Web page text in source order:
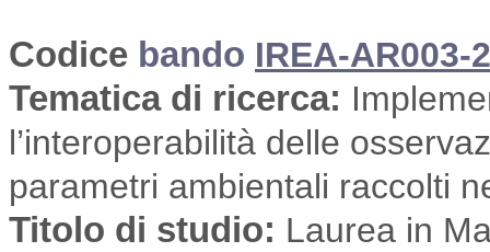
Codice bando IREA-AR003-
Tematica di ricerca:
l’interoperabilità delle
parametri ambientali raccolti
Titolo di studio: Laurea in